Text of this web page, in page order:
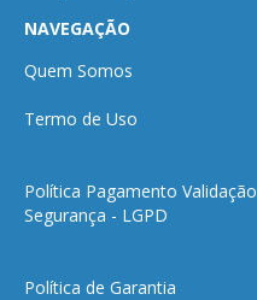
NAVEGAÇÃO
Quem Somos
Termo de Uso
Política Pagamento Validação
Segurança - LGPD
Política de Garantia